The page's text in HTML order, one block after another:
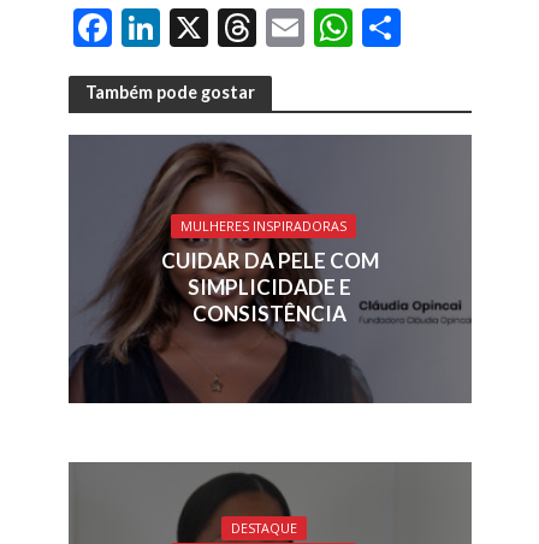
F
ac
e
b
o
k
Li
n
k
e
dI
n
X T
h
re
a
d
s
E
ai
l
W
at
s
p
p
S
ar
e
Também pode gostar
MULHERES INSPIRADORAS
CUIDAR DA PELE COM
SIMPLICIDADE E
CONSISTÊNCIA
DESTAQUE